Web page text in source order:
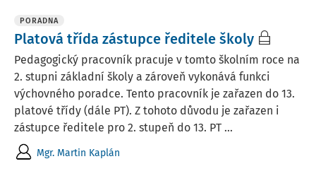
PORADNA
Platová třída zástupce ředitele školy
Pedagogický pracovník pracuje v tomto školním roce na
2. stupni základní školy a zároveň vykonává funkci
výchovného poradce. Tento pracovník je zařazen do 13.
platové třídy (dále PT). Z tohoto důvodu je zařazen i
zástupce ředitele pro 2. stupeň do 13. PT ...
Mgr. Martin Kaplán